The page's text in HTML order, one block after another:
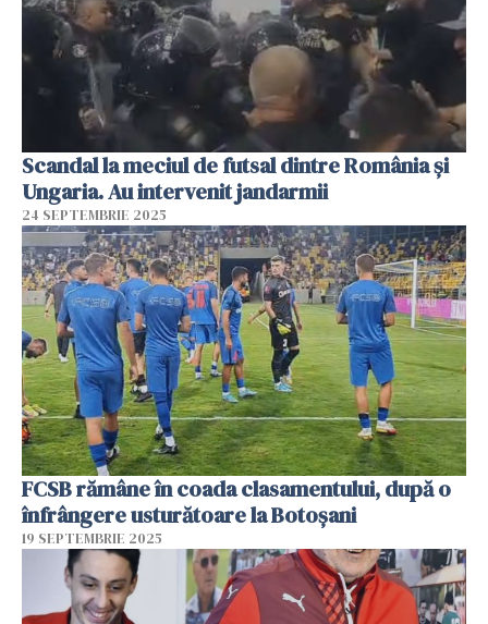
Scandal la meciul de futsal dintre România şi
Ungaria. Au intervenit jandarmii
24 SEPTEMBRIE 2025
FCSB rămâne în coada clasamentului, după o
înfrângere usturătoare la Botoșani
19 SEPTEMBRIE 2025